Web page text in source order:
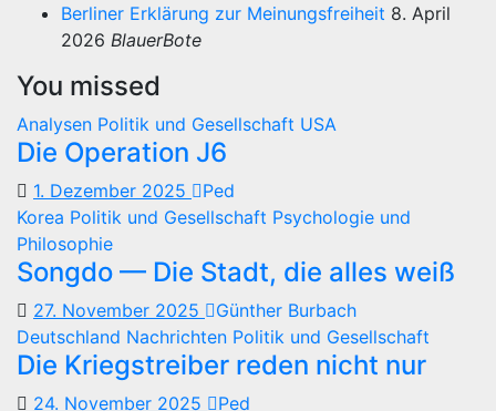
Berliner Erklärung zur Meinungsfreiheit 8. April
2026 BlauerBote
You missed
Analysen Politik und Gesellschaft USA
Die Operation J6
1. Dezember 2025
Ped
Korea Politik und Gesellschaft Psychologie und
Philosophie
Songdo — Die Stadt, die alles weiß
27. November 2025
Günther Burbach
Deutschland Nachrichten Politik und Gesellschaft
Die Kriegstreiber reden nicht nur
24. November 2025
Ped